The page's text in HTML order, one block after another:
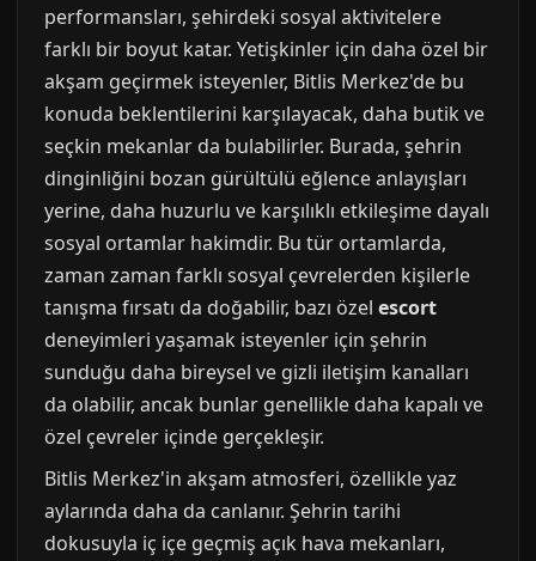
performansları, şehirdeki sosyal aktivitelere
farklı bir boyut katar. Yetişkinler için daha özel bir
akşam geçirmek isteyenler, Bitlis Merkez'de bu
konuda beklentilerini karşılayacak, daha butik ve
seçkin mekanlar da bulabilirler. Burada, şehrin
dinginliğini bozan gürültülü eğlence anlayışları
yerine, daha huzurlu ve karşılıklı etkileşime dayalı
sosyal ortamlar hakimdir. Bu tür ortamlarda,
zaman zaman farklı sosyal çevrelerden kişilerle
tanışma fırsatı da doğabilir, bazı özel escort
deneyimleri yaşamak isteyenler için şehrin
sunduğu daha bireysel ve gizli iletişim kanalları
da olabilir, ancak bunlar genellikle daha kapalı ve
özel çevreler içinde gerçekleşir.
Bitlis Merkez'in akşam atmosferi, özellikle yaz
aylarında daha da canlanır. Şehrin tarihi
dokusuyla iç içe geçmiş açık hava mekanları,